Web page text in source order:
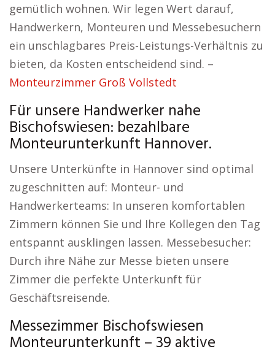
gemütlich wohnen. Wir legen Wert darauf,
Handwerkern, Monteuren und Messebesuchern
ein unschlagbares Preis-Leistungs-Verhältnis zu
bieten, da Kosten entscheidend sind. –
Monteurzimmer Groß Vollstedt
Für unsere Handwerker nahe
Bischofswiesen: bezahlbare
Monteurunterkunft Hannover.
Unsere Unterkünfte in Hannover sind optimal
zugeschnitten auf: Monteur- und
Handwerkerteams: In unseren komfortablen
Zimmern können Sie und Ihre Kollegen den Tag
entspannt ausklingen lassen. Messebesucher:
Durch ihre Nähe zur Messe bieten unsere
Zimmer die perfekte Unterkunft für
Geschäftsreisende.
Messezimmer Bischofswiesen
Monteurunterkunft – 39 aktive